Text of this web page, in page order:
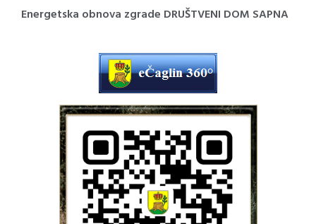
Energetska obnova zgrade DRUŠTVENI DOM SAPNA